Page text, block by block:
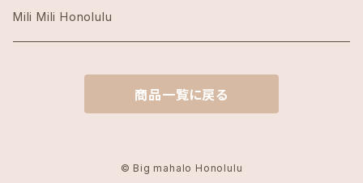
Island Slipperアイランドスリッパ
KAI COFFEE カイコーヒー
Kate Spade ケイトスペード
Mili Mili Honolulu
商品一覧に戻る
© Big mahalo Honolulu